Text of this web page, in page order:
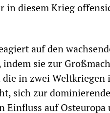
in diesem Krieg
auf den
sie zur
in zwei Weltkriegen
sich zur
Einfluss auf Osteuropa